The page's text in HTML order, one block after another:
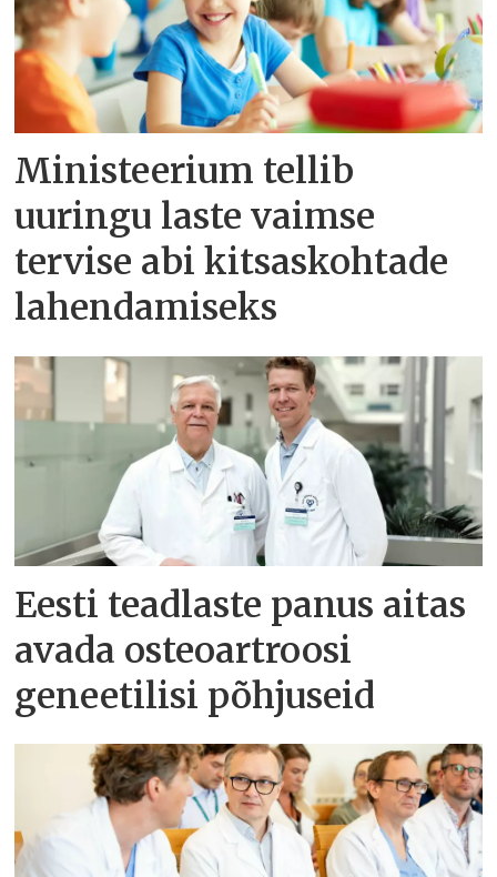
Ministeerium tellib
uuringu laste vaimse
tervise abi kitsaskohtade
lahendamiseks
Eesti teadlaste panus aitas
avada osteoartroosi
geneetilisi põhjuseid